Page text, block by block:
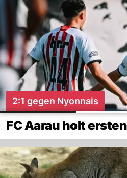
2:1 gegen Nyonnais
FC Aarau holt